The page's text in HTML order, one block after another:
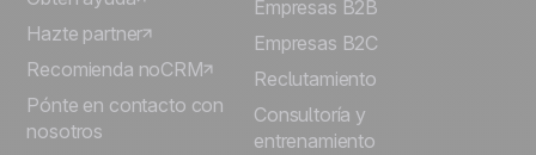
Hazte partner
Recomienda noCRM
Pónte en contacto con
nosotros
Empresas B2B
Empresas B2C
Reclutamiento
Consultoría y
entrenamiento